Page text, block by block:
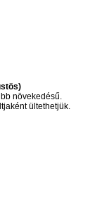
növekedésű.
ültethetjük.